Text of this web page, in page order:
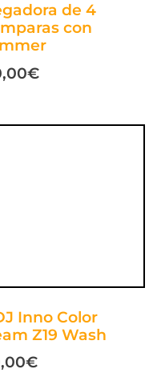
de 4
con
€
Inno Color
Z19 Wash
€